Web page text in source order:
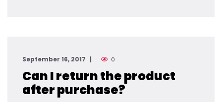
September 16, 2017 0
Can I return the product
after purchase?